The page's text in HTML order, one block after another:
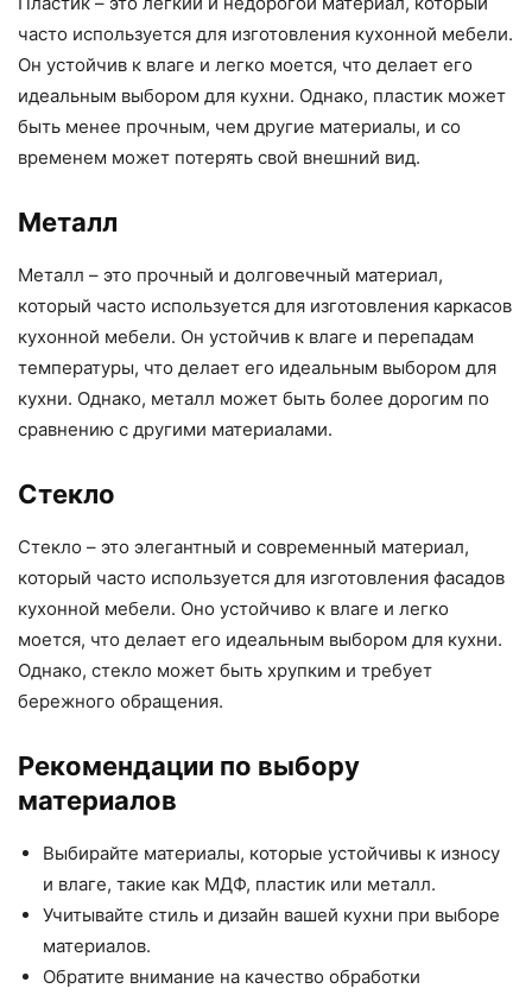
часто используется для изготовления кухонной мебели.
Он устойчив к влаге и легко моется, что делает его
идеальным выбором для кухни. Однако, пластик может
быть менее прочным, чем другие материалы, и со
временем может потерять свой внешний вид.
Металл
Металл – это прочный и долговечный материал,
который часто используется для изготовления каркасов
кухонной мебели. Он устойчив к влаге и перепадам
температуры, что делает его идеальным выбором для
кухни. Однако, металл может быть более дорогим по
сравнению с другими материалами.
Стекло
Стекло – это элегантный и современный материал,
который часто используется для изготовления фасадов
кухонной мебели. Оно устойчиво к влаге и легко
моется, что делает его идеальным выбором для кухни.
Однако, стекло может быть хрупким и требует
бережного обращения.
Рекомендации по выбору
материалов
Выбирайте материалы, которые устойчивы к износу
и влаге, такие как МДФ, пластик или металл.
Учитывайте стиль и дизайн вашей кухни при выборе
материалов.
Обратите внимание на качество обработки